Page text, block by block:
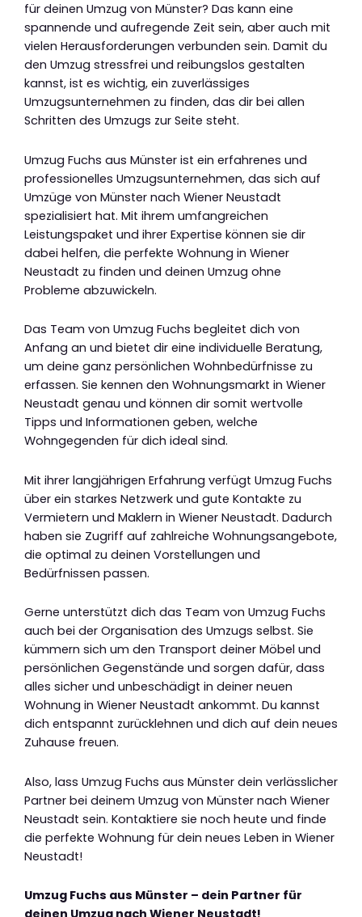
für deinen Umzug von Münster? Das kann eine
spannende und aufregende Zeit sein, aber auch mit
vielen Herausforderungen verbunden sein. Damit du
den Umzug stressfrei und reibungslos gestalten
kannst, ist es wichtig, ein zuverlässiges
Umzugsunternehmen zu finden, das dir bei allen
Schritten des Umzugs zur Seite steht.
Umzug Fuchs aus Münster ist ein erfahrenes und
professionelles Umzugsunternehmen, das sich auf
Umzüge von Münster nach Wiener Neustadt
spezialisiert hat. Mit ihrem umfangreichen
Leistungspaket und ihrer Expertise können sie dir
dabei helfen, die perfekte Wohnung in Wiener
Neustadt zu finden und deinen Umzug ohne
Probleme abzuwickeln.
Das Team von Umzug Fuchs begleitet dich von
Anfang an und bietet dir eine individuelle Beratung,
um deine ganz persönlichen Wohnbedürfnisse zu
erfassen. Sie kennen den Wohnungsmarkt in Wiener
Neustadt genau und können dir somit wertvolle
Tipps und Informationen geben, welche
Wohngegenden für dich ideal sind.
Mit ihrer langjährigen Erfahrung verfügt Umzug Fuchs
über ein starkes Netzwerk und gute Kontakte zu
Vermietern und Maklern in Wiener Neustadt. Dadurch
haben sie Zugriff auf zahlreiche Wohnungsangebote,
die optimal zu deinen Vorstellungen und
Bedürfnissen passen.
Gerne unterstützt dich das Team von Umzug Fuchs
auch bei der Organisation des Umzugs selbst. Sie
kümmern sich um den Transport deiner Möbel und
persönlichen Gegenstände und sorgen dafür, dass
alles sicher und unbeschädigt in deiner neuen
Wohnung in Wiener Neustadt ankommt. Du kannst
dich entspannt zurücklehnen und dich auf dein neues
Zuhause freuen.
Also, lass Umzug Fuchs aus Münster dein verlässlicher
Partner bei deinem Umzug von Münster nach Wiener
Neustadt sein. Kontaktiere sie noch heute und finde
die perfekte Wohnung für dein neues Leben in Wiener
Neustadt!
Umzug Fuchs aus Münster – dein Partner für